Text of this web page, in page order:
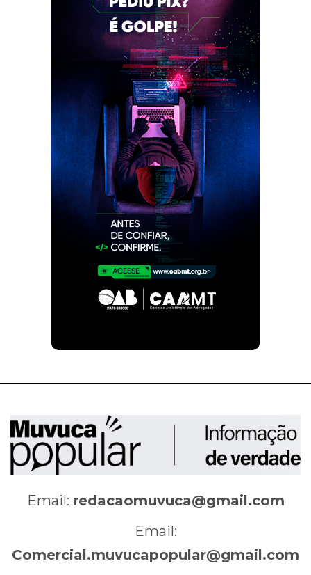
Email: redacaomuvuca@gmail.com
Email:
Comercial.muvucapopular@gmail.com